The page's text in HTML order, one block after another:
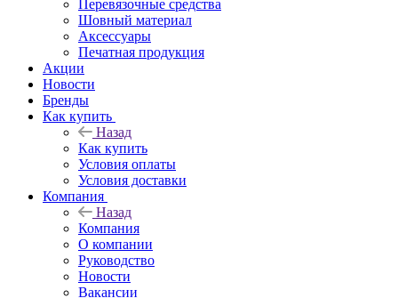
Перевязочные средства
Шовный материал
Аксессуары
Печатная продукция
Акции
Новости
Бренды
Как купить
Назад
Как купить
Условия оплаты
Условия доставки
Компания
Назад
Компания
О компании
Руководство
Новости
Вакансии